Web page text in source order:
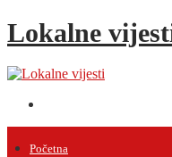
Lokalne
Početna